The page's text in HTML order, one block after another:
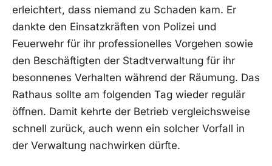
erleichtert, dass niemand zu Schaden kam. Er
dankte den Einsatzkräften von Polizei und
Feuerwehr für ihr professionelles Vorgehen sowie
den Beschäftigten der Stadtverwaltung für ihr
besonnenes Verhalten während der Räumung. Das
Rathaus sollte am folgenden Tag wieder regulär
öffnen. Damit kehrte der Betrieb vergleichsweise
schnell zurück, auch wenn ein solcher Vorfall in
der Verwaltung nachwirken dürfte.